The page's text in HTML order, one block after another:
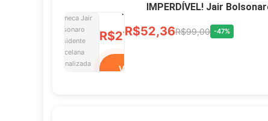
Personalizada
R$27,99R$49,00 -43%
Ver no MERCADO
IMPERDÍVEL! Jair
R$52,36R$99,00 -47%